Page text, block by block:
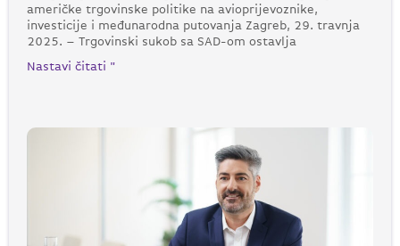
američke trgovinske politike na avioprijevoznike,
investicije i međunarodna putovanja Zagreb, 29. travnja
2025. – Trgovinski sukob sa SAD-om ostavlja
Nastavi čitati "